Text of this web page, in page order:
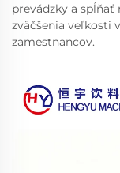
prevádzky a
zväčšenia veľkosti
zamestnancov.